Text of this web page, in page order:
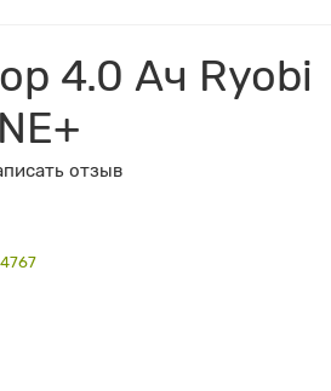
4.0 Ач Ryobi
отзыв